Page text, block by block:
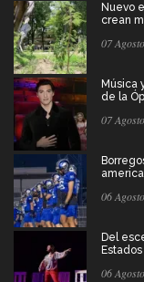
Nuevo
crean
07
Música
de la
07
06
Del
06